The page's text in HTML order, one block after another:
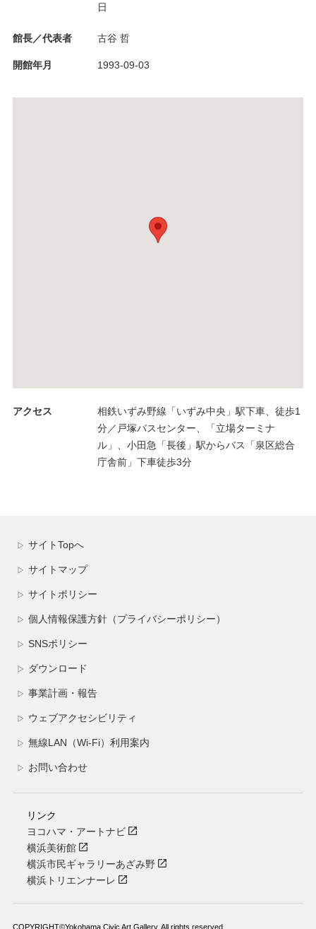
日
館長／代表者 古谷 哲
開館年月 1993-09-03
アクセス
相鉄いずみ野線「いずみ中央」駅下車、徒歩1
分／戸塚バスセンター、「立場ターミナ
ル」、小田急「長後」駅からバス「泉区総合
庁舎前」下車徒歩3分
▷ サイトTopへ
▷ サイトマップ
▷ サイトポリシー
▷ 個人情報保護方針（プライバシーポリシー）
▷ SNSポリシー
▷ ダウンロード
▷ 事業計画・報告
▷ ウェブアクセシビリティ
▷ 無線LAN（Wi-Fi）利用案内
▷ お問い合わせ
リンク
ヨコハマ・アートナビ
横浜美術館
横浜市民ギャラリーあざみ野
横浜トリエンナーレ
COPYRIGHT©Yokohama Civic Art Gallery. All rights reserved.